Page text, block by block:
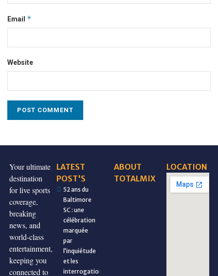
Email *
Website
Your ultimate
destination
for live sports
coverage,
breaking
news, and
world-class
entertainment,
keeping you
connected to
LATEST
POST'S
52 ans du
Baltimore
SC : une
célébration
marquée
par
l’inquiétude
et les
interrogations
ABOUT
TOTALMIX
LOCATION